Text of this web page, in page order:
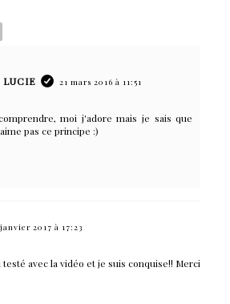
LUCIE 21 mars 2016 à 11:51
moi j'adore mais je sais que
pas ce principe :)
2017 à 17:23
testé avec la vidéo et je suis conquise!! Merci